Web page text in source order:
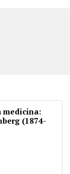
medicina:
(1874-